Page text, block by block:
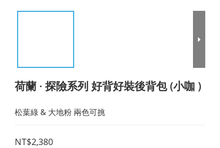
荷蘭 · 探險系列 好背好裝後背包 (小咖 )
松葉綠 & 大地粉 兩色可挑
NT$2,380